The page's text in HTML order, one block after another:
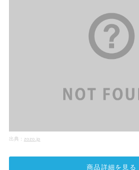
出典： zozo.jp
商品詳細を見る